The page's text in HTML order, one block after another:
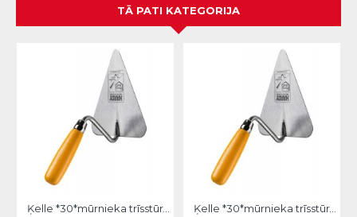
TĀ PATI KATEGORIJA
Ķelle *30*mūrnieka trīsstūra 18cm, Hardy Ķelle *30*mūrnieka trīsstūra 20cm, Hardy